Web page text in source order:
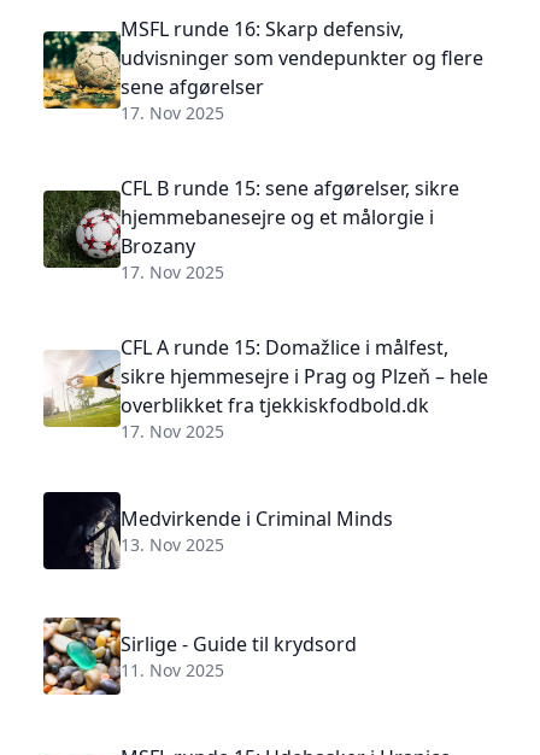
MSFL runde 16: Skarp defensiv,
udvisninger som vendepunkter og flere
sene afgørelser
17. Nov 2025
CFL B runde 15: sene afgørelser, sikre
hjemmebanesejre og et målorgie i
Brozany
17. Nov 2025
CFL A runde 15: Domažlice i målfest,
sikre hjemmesejre i Prag og Plzeň – hele
overblikket fra tjekkiskfodbold.dk
17. Nov 2025
Medvirkende i Criminal Minds
13. Nov 2025
Sirlige - Guide til krydsord
11. Nov 2025